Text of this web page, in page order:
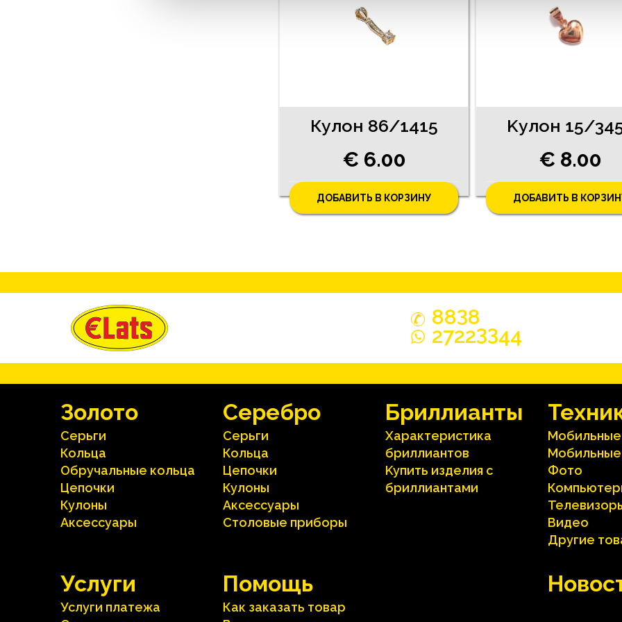
Кулон 86/1415
€ 6.00
ДОБАВИТЬ В КОРЗИНУ
Kулон 15/
€ 8.00
ДОБАВИТЬ В
8838
27223344
Зoлoтo
Серьги
Кольца
Oбручальные кольца
Цепочки
Кулоны
Аксесcуары
Серебрo
Серьги
Кольца
Цепочки
Кулоны
Аксесcуары
Столовые приборы
Бриллианты
Характеристика
бриллиантoв
Kупить изделия c
бриллиантами
Фото
Видео
Другие
Услуги
Услуги платежа
Помощь
Как заказать товар